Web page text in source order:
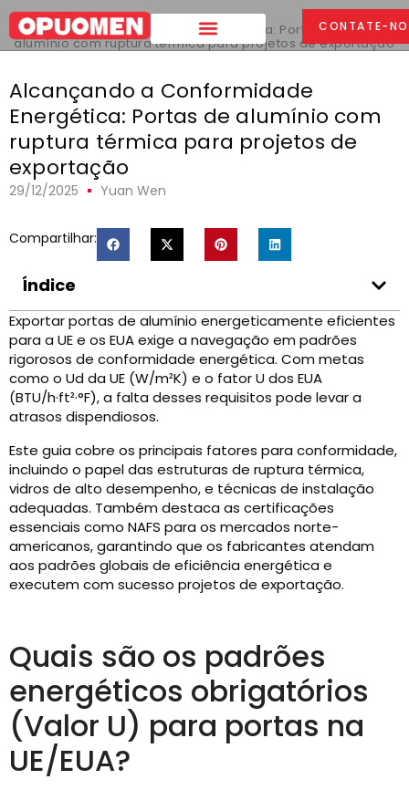
CONTATE-
Lar >
Alcançando a Conformidade Energética: Portas de
alumínio com ruptura térmica para projetos de exportação
Alcançando a Conformidade
Energética: Portas de alumínio com
ruptura térmica para projetos de
exportação
29/12/2025 Yuan Wen
Compartilhar:
Índice
Exportar portas de alumínio energeticamente eficientes
para a UE e os EUA exige a navegação em padrões
rigorosos de conformidade energética. Com metas
como o Ud da UE (W/m²K) e o fator U dos EUA
(BTU/h·ft²·°F), a falta desses requisitos pode levar a
atrasos dispendiosos.
Este guia cobre os principais fatores para conformidade,
incluindo o papel das estruturas de ruptura térmica,
vidros de alto desempenho, e técnicas de instalação
adequadas. Também destaca as certificações
essenciais como NAFS para os mercados norte-
americanos, garantindo que os fabricantes atendam
aos padrões globais de eficiência energética e
executem com sucesso projetos de exportação.
Quais são os padrões
energéticos obrigatórios
(Valor U) para portas na
UE/EUA?